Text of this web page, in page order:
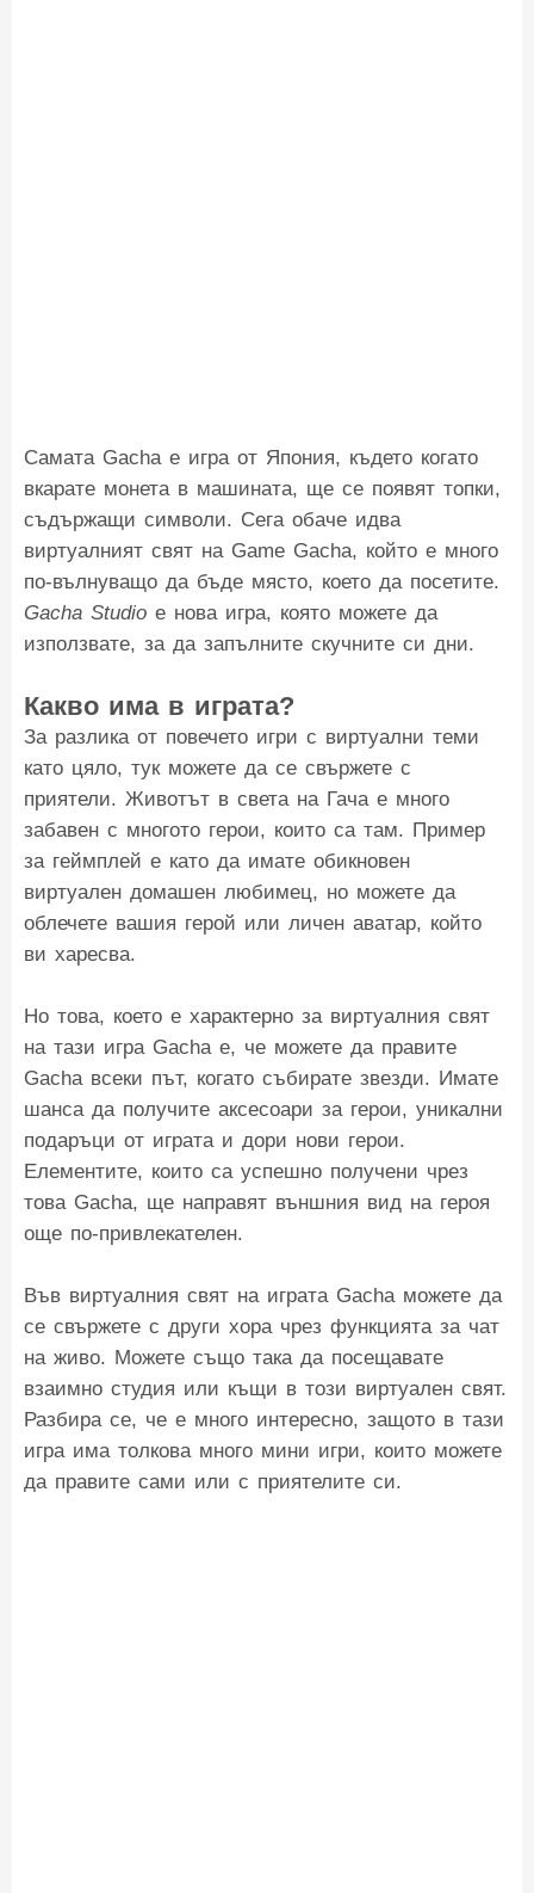
Самата Gacha е игра от Япония, където когато
вкарате монета в машината, ще се появят топки,
съдържащи символи. Сега обаче идва
виртуалният свят на Game Gacha, който е много
по-вълнуващо да бъде място, което да посетите.
Gacha Studio е нова игра, която можете да
използвате, за да запълните скучните си дни.
Какво има в играта?
За разлика от повечето игри с виртуални теми
като цяло, тук можете да се свържете с
приятели. Животът в света на Гача е много
забавен с многото герои, които са там. Пример
за геймплей е като да имате обикновен
виртуален домашен любимец, но можете да
облечете вашия герой или личен аватар, който
ви харесва.
Но това, което е характерно за виртуалния свят
на тази игра Gacha е, че можете да правите
Gacha всеки път, когато събирате звезди. Имате
шанса да получите аксесоари за герои, уникални
подаръци от играта и дори нови герои.
Елементите, които са успешно получени чрез
това Gacha, ще направят външния вид на героя
още по-привлекателен.
Във виртуалния свят на играта Gacha можете да
се свържете с други хора чрез функцията за чат
на живо. Можете също така да посещавате
взаимно студия или къщи в този виртуален свят.
Разбира се, че е много интересно, защото в тази
игра има толкова много мини игри, които можете
да правите сами или с приятелите си.